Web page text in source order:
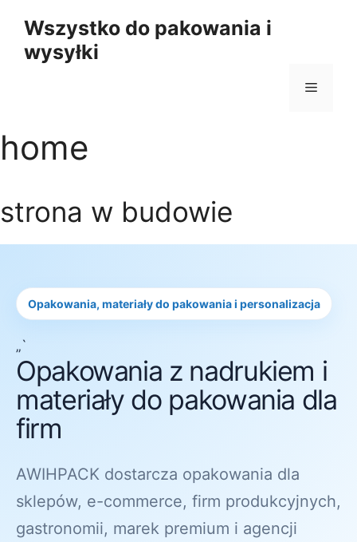
treści
Wszystko do pakowania i
wysyłki
Menu
home
strona w budowie
Opakowania, materiały do pakowania i personalizacja
„`
Opakowania z nadrukiem i
materiały do pakowania dla
firm
AWIHPACK dostarcza opakowania dla
sklepów, e-commerce, firm produkcyjnych,
gastronomii, marek premium i agencji